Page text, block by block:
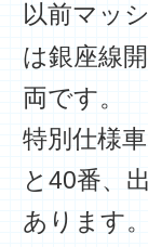
以前マッ
は銀座線
両です。
特別仕様
と40番、
あります